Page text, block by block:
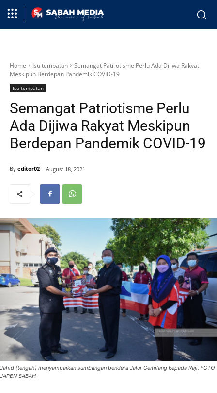
Home Isu tempatan
Semangat Patriotisme Perlu Ada Dijiwa Rakyat
Meskipun Berdepan Pandemik COVID-19
Isu tempatan
Semangat Patriotisme Perlu
Ada Dijiwa Rakyat Meskipun
Berdepan Pandemik COVID-19
By editor02 August 18, 2021
Jahid (tengah) menyampaikan sumbangan bendera Jalur Gemilang kepada Raji. FOTO
JAPEN SABAH